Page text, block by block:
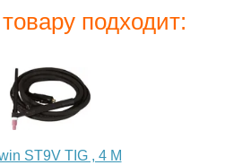
подходит:
ST9V TIG , 4 M